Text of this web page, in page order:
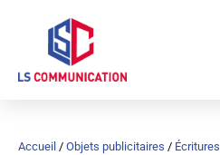
contenu
Accueil / Objets publicitaires / Écritures